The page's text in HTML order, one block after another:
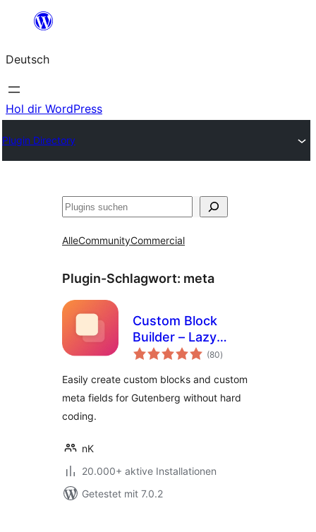
springen
Deutsch
Hol dir WordPress
Plugin Directory
Suchen
AlleCommunityCommercial
Plugin-Schlagwort: meta
Custom Block
Builder – Lazy
Blocks
(80Bewertungen
insgesamt
)
Easily create custom blocks and custom
meta fields for Gutenberg without hard
coding.
nK
20.000+ aktive Installationen
Getestet mit 7.0.2